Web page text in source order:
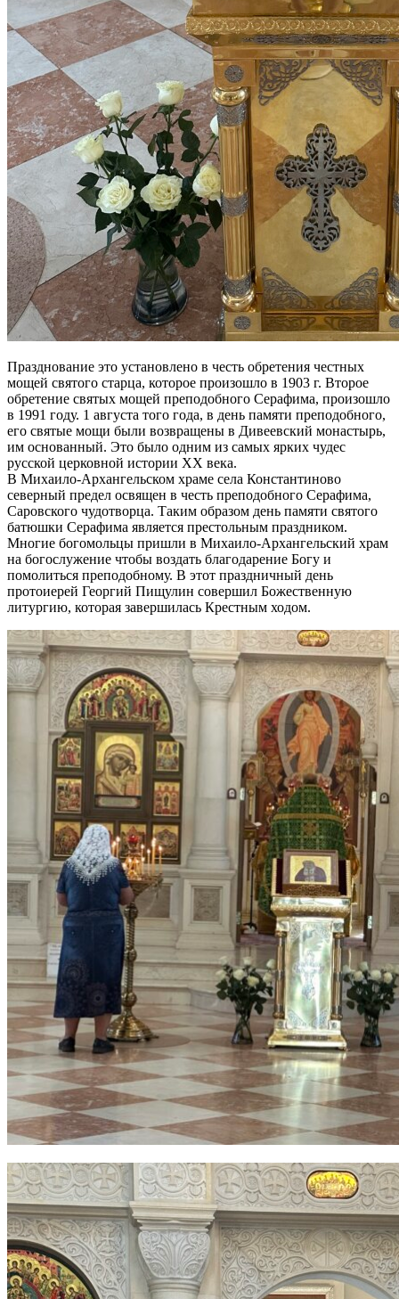
Празднование это установлено в честь обретения честных
мощей святого старца, которое произошло в 1903 г. Второе
обретение святых мощей преподобного Серафима, произошло
в 1991 году. 1 августа того года, в день памяти преподобного,
его святые мощи были возвращены в Дивеевский монастырь,
им основанный. Это было одним из самых ярких чудес
русской церковной истории XX века.
В Михаило-Архангельском храме села Константиново
северный предел освящен в честь преподобного Серафима,
Саровского чудотворца. Таким образом день памяти святого
батюшки Серафима является престольным праздником.
Многие богомольцы пришли в Михаило-Архангельский храм
на богослужение чтобы воздать благодарение Богу и
помолиться преподобному. В этот праздничный день
протоиерей Георгий Пищулин совершил Божественную
литургию, которая завершилась Крестным ходом.